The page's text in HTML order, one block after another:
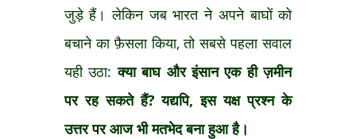
जुड़े हैं। लेकिन जब भारत ने अपने बाघों को
बचाने का फ़ैसला किया, तो सबसे पहला सवाल
यही उठा:क्या बाघ और इंसान एक ही ज़मीन
पर रह सकते हैं? यद्यपि, इस यक्ष प्रश्न के
उत्तर पर आज भी मतभेद बना हुआ है।